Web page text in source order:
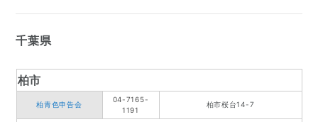
千葉県
柏市
柏青色申告会
04-7165-
1191
柏市桜台14-7